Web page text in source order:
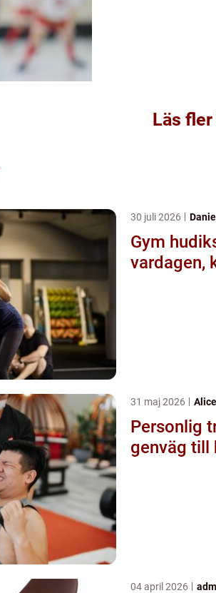
Läs
30 juli 2026
Gym hudiksvall
vardagen,
31 maj 2026
Personlig
genväg till
04 april 2026